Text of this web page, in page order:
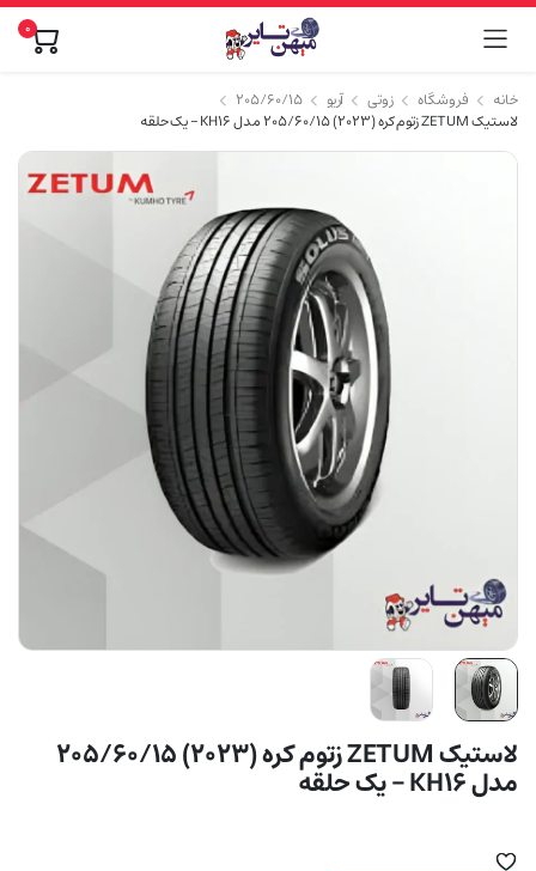
0
خانه فروشگاه زوتی آریو
۲۰۵/۶۰/۱۵
لاستیک ZETUM زتوم کره (2023) 205/60/15 مدل KH16 – یک حلقه
لاستیک ZETUM زتوم کره (2023) 205/60/15
مدل KH16 – یک حلقه